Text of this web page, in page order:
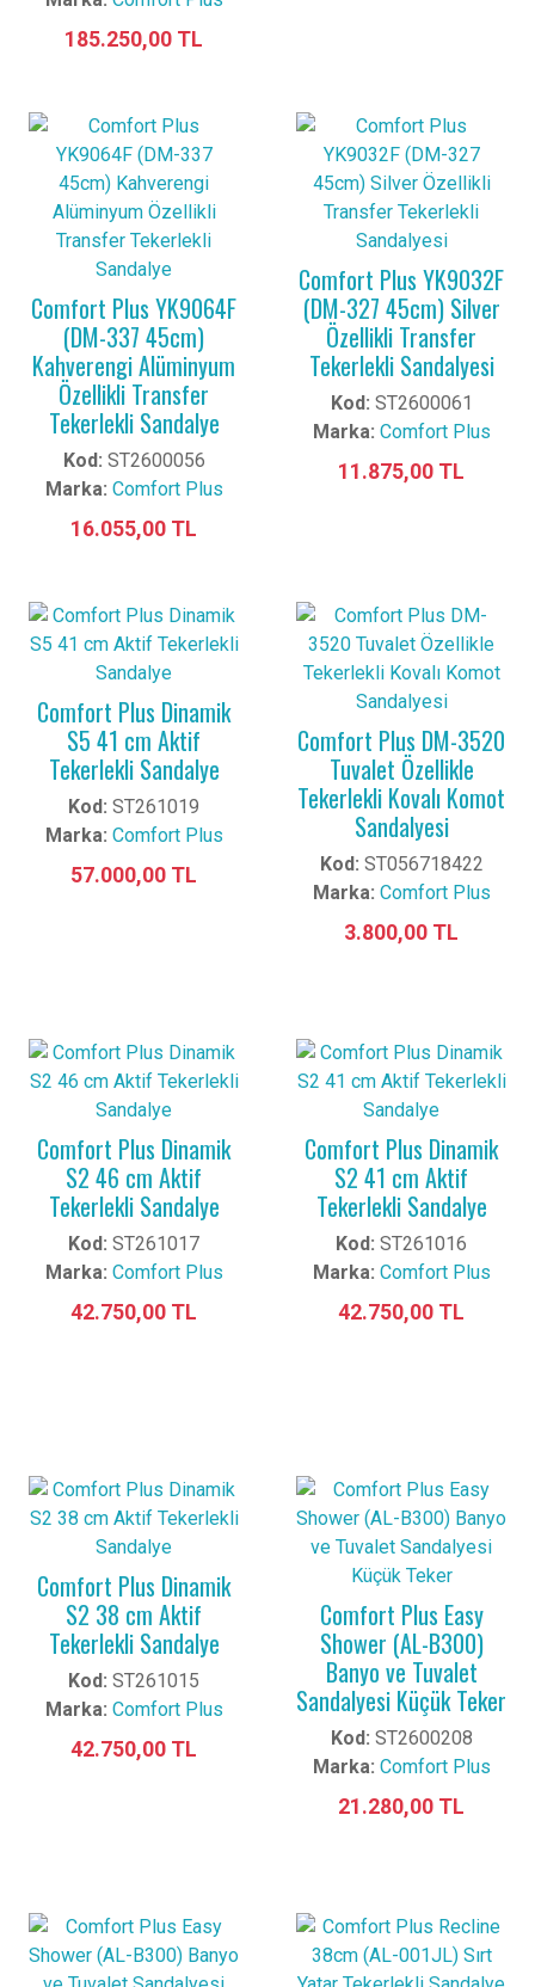
185.250,00 TL
Comfort Plus YK9064F
(DM-337 45cm)
Kahverengi Alüminyum
Özellikli Transfer
Tekerlekli Sandalye
Kod: ST2600056
Marka: Comfort Plus
16.055,00 TL
Comfort Plus YK9032F
(DM-327 45cm) Silver
Özellikli Transfer
Tekerlekli Sandalyesi
Kod: ST2600061
Marka: Comfort Plus
11.875,00 TL
Comfort Plus Dinamik
S5 41 cm Aktif
Tekerlekli Sandalye
Kod: ST261019
Marka: Comfort Plus
57.000,00 TL
Comfort Plus DM-3520
Tuvalet Özellikle
Tekerlekli Kovalı Komot
Sandalyesi
Kod: ST056718422
Marka: Comfort Plus
3.800,00 TL
Comfort Plus Dinamik
S2 46 cm Aktif
Tekerlekli Sandalye
Kod: ST261017
Marka: Comfort Plus
42.750,00 TL
Comfort Plus Dinamik
S2 41 cm Aktif
Tekerlekli Sandalye
Kod: ST261016
Marka: Comfort Plus
42.750,00 TL
Comfort Plus Dinamik
S2 38 cm Aktif
Tekerlekli Sandalye
Kod: ST261015
Marka: Comfort Plus
42.750,00 TL
Comfort Plus Easy
Shower (AL-B300)
Banyo ve Tuvalet
Sandalyesi Küçük Teker
Kod: ST2600208
Marka: Comfort Plus
21.280,00 TL